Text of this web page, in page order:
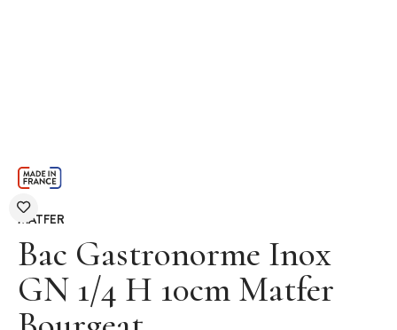
MATFER
Bac Gastronorme Inox
GN 1/4 H 10cm Matfer